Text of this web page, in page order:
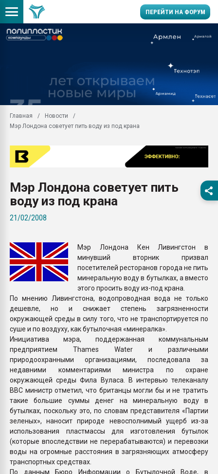
ПЕРЕЙТИ НА ФОРУМ
пластмасс
28.07.2026
ситуацией на
Продам отходы
поликарбоната и АБС-
26.07.2022 "Сибирский
ПЕРЕЙТИ НА
Главная
Новости
Мэр Лондона советует пить воду из под крана
Мэр Лондона советует пить
воду из под крана
21/02/2008
Мэр Лондона Кен Ливингстон в
минувший вторник призвал
посетителей ресторанов города не пить
минеральную воду в бутылках, а вместо
этого просить воду из-под крана.
По мнению Ливингстона, водопроводная вода не только
дешевле, но и снижает степень загрязненности
окружающей среды в силу того, что не транспортируется по
суше и по воздуху, как бутылочная «минералка».
Инициатива мэра, поддержанная коммунальным
предприятием Thames Water и различными
природоохранными организациями, последовала за
недавними комментариями министра по охране
окружающей среды Фила Вуласа. В интервью телеканалу
BBC министр отметил, что британцы могли бы и не тратить
такие большие суммы денег на минеральную воду в
бутылках, поскольку это, по словам представителя «Партии
зеленых», наносит природе невосполнимый ущерб из-за
использования пластмассы для изготовления бутылок
(которые впоследствии не перерабатываются) и перевозки
воды на огромные расстояния в загрязняющих атмосферу
транспортных средствах.
По данным Бюро Информации о Бутылочной Воде, в